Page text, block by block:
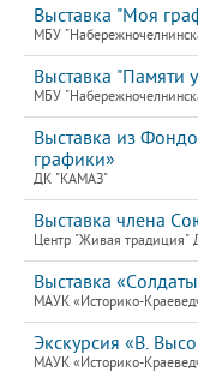
Выставка "Моя
МБУ
Выставка "Памяти
МБУ
Выставка из
графики»
ДК "КАМАЗ"
Выставка члена
Центр "Живая традиция"
Выставка
МАУК «Историко-
Экскурсия «В.
МАУК «Историко-